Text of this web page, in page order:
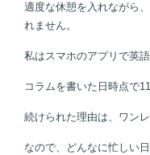
適度な休憩を入れながら
れません。
私はスマホのアプリで英
コラムを書いた日時点で
続けられた理由は、ワン
なので、どんなに忙しい